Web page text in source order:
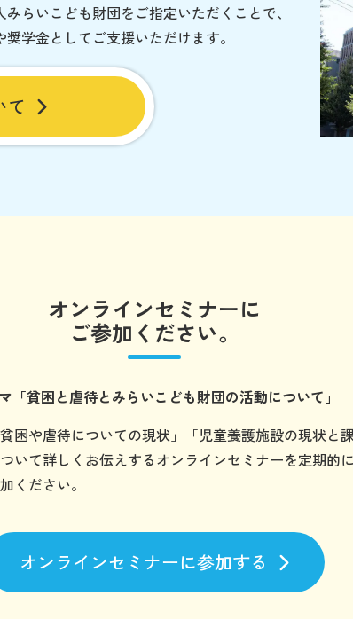
らいこども財団をご指定いただくことで、
学金としてご支援いただけます。
て
オンラインセミナーに
ご参加ください。
「貧困と虐待とみらいこども財団の活動について」
困や虐待についての現状」「児童養護施設の現状と
いて詳しくお伝えするオンラインセミナーを定期的
ください。
オンラインセミナーに参加する